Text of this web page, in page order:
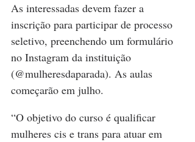
As interessadas devem fazer a
inscrição para participar de processo
seletivo, preenchendo um formulário
no Instagram da instituição
(@mulheresdaparada). As aulas
começarão em julho.
“O objetivo do curso é qualificar
mulheres cis e trans para atuar em